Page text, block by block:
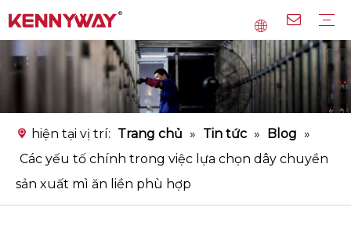
hiện tại vị trí: Trang chủ » Tin tức » Blog »
Các yếu tố chính trong việc lựa chọn dây chuyền
sản xuất mì ăn liền phù hợp